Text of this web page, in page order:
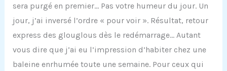
sera purgé en premier… Pas votre humeur du jour. Un
jour, j’ai inversé l’ordre « pour voir ». Résultat, retour
express des glouglous dès le redémarrage… Autant
vous dire que j’ai eu l’impression d’habiter chez une
baleine enrhumée toute une semaine. Pour ceux qui